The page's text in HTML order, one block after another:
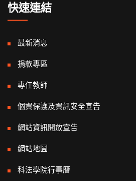
快速連結
最新消息
捐款專區
專任教師
個資保護及資訊安全宣告
網站資訊開放宣告
網站地圖
科法學院行事曆